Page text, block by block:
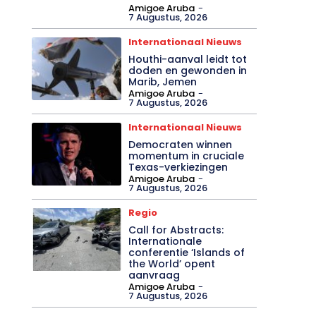
Amigoe Aruba -
7 Augustus, 2026
Internationaal Nieuws
Houthi-aanval leidt tot
doden en gewonden in
Marib, Jemen
Amigoe Aruba -
7 Augustus, 2026
Internationaal Nieuws
Democraten winnen
momentum in cruciale
Texas-verkiezingen
Amigoe Aruba -
7 Augustus, 2026
Regio
Call for Abstracts:
Internationale
conferentie ‘Islands of
the World’ opent
aanvraag
Amigoe Aruba -
7 Augustus, 2026